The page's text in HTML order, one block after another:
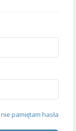
nie pamiętam hasła